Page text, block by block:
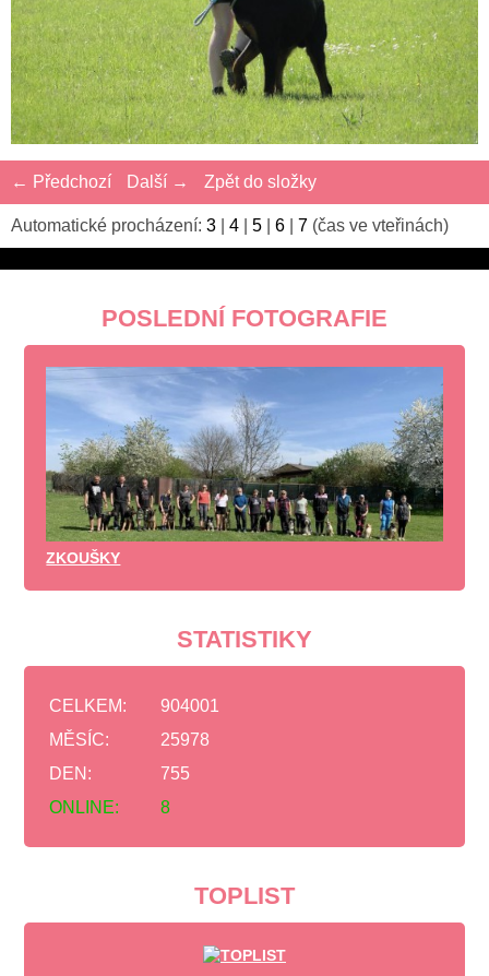
← Předchozí Další → Zpět do složky
Automatické procházení: 3 4 5 6 7 (čas ve vteřinách)
POSLEDNÍ FOTOGRAFIE
ZKOUŠKY
STATISTIKY
ONLINE: 8
CELKEM:
904001
MĚSÍC:
25978
DEN:
755
TOPLIST